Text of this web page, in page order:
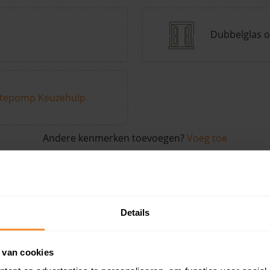
Details
cookies
Dubbelglas
Keuzehulp
Andere kenmerken toevoegen? Voeg toe
de buurt